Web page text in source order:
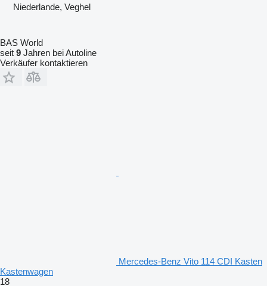
Niederlande, Veghel
BAS World
seit 9 Jahren bei Autoline
Verkäufer kontaktieren
Mercedes-Benz Vito 114 CDI Kasten
Kastenwagen
18